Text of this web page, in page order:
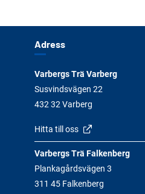
Adress
Varbergs Trä Varberg
Susvindsvägen 22
432 32 Varberg
Hitta till oss
Varbergs Trä Falkenberg
Plankagårdsvägen 3
311 45 Falkenberg